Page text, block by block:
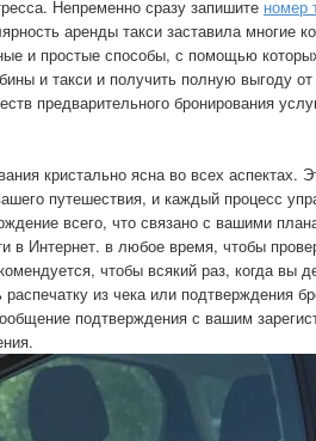
Непременно сразу запишите номер
аренды такси заставила многие
и простые способы, с помощью
и такси и получить полную выгоду
предварительного бронирования
кристально ясна во всех аспектах.
путешествия, и каждый процесс
всего, что связано с вашими
в Интернет. в любое время, чтобы
чтобы всякий раз, когда вы
из чека или подтверждения
подтверждения с вашим